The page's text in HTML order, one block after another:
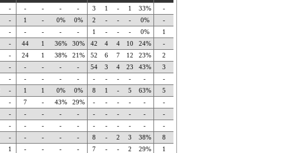
- - - - - 3 1 - 1 33% -
- 1 - 0% 0% 2 - - - 0% -
- - - - - 1 - - - 0% 1
- 44 1 36% 30% 42 4 4 10 24% -
- 24 1 38% 21% 52 6 7 12 23% 2
- - - - - 54 3 4 23 43% 3
- - - - - - - - - - -
- 1 1 0% 0% 8 1 - 5 63% 5
- 7 - 43% 29% - - - - - -
- - - - - - - - - - -
- - - - - - - - - - -
- - - - - 8 - 2 3 38% 8
1 - - - - 7 - - 2 29% 1